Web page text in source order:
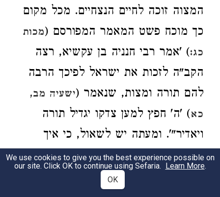
המצוה זוכה לחיים הנצחיים. מכל מקום
כך מוכח פשט המאמר המפורסם (מכות
כג:) 'אמר רבי חנניה בן עקשיא, רצה
הקב"ה לזכות את ישראל לפיכך הרבה
להם תורה ומצות, שנאמר (ישעיה מב,
כא) 'ה' חפץ למען צדקו יגדיל תורה
ויאדיר"'. ומעתה יש לשאול, כי איך
יאמר שה' חפץ לזכות את ישראל לכך
הרבה להם מצות. ודבר זה נגד השכל,
We use cookies to give you the best experience possible on
our site. Click OK to continue using Sefaria. Learn More.
OK